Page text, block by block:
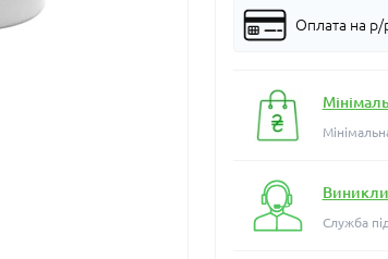
Оплата на р/
Виникли
Служба